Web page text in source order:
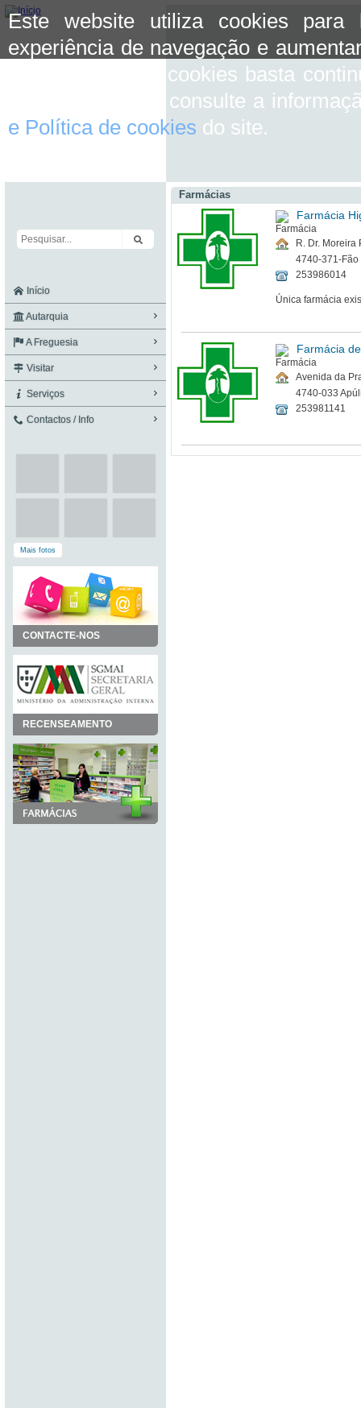
Este website utiliza cookies para
experiência de navegação e
aceitar o uso de cookies basta
mais informação consulte a
e Política de cookies do site.
Início
Autarquia
A Freguesia
Visitar
Serviços
Contactos / Info
Mais fotos
CONTACTE-NOS
RECENSEAMENTO
Farmácias
Farmácia
R. Dr. Moreira
4740-371-Fão
253986014
Única farmácia
Farmácia
Avenida da
4740-033
253981141